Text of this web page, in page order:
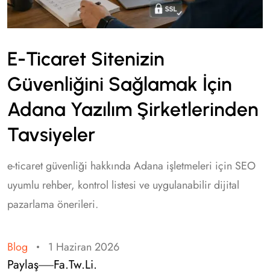
E-Ticaret Sitenizin
Güvenliğini Sağlamak İçin
Adana Yazılım Şirketlerinden
Tavsiyeler
e-ticaret güvenliği hakkında Adana işletmeleri için SEO
uyumlu rehber, kontrol listesi ve uygulanabilir dijital
pazarlama önerileri.
Blog 1 Haziran 2026
Paylaş Fa.Tw.Li.